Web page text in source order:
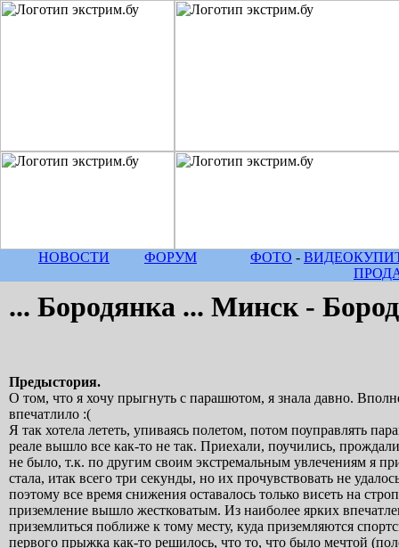
НОВОСТИ ФОРУМ ФОТО - ВИДЕО
... Бородянка ... Минск -
Предыстория.
О том, что я хочу прыгнуть с парашютом, я знала давно.
впечатлило :(
Я так хотела лететь, упиваясь полетом, потом поуправлять
реале вышло все как-то не так. Приехали, поучились,
не было, т.к. по другим своим экстремальным увлечениям я
стала, итак всего три секунды, но их прочувствовать не
поэтому все время снижения оставалось только висеть на
приземление вышло жестковатым. Из наиболее ярких
приземлиться поближе к тому месту, куда приземляются
первого прыжка как-то решилось, что то, что было мечтой